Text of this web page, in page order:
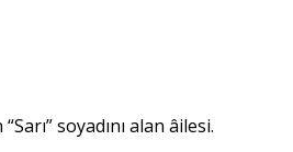
soyadını alan âilesi.